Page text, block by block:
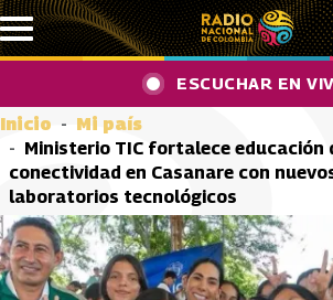
Pasar al contenido principal
ESCUCHAR EN
Inicio
Mi país
Ministerio TIC fortalece educación
conectividad en Casanare con
laboratorios tecnológicos